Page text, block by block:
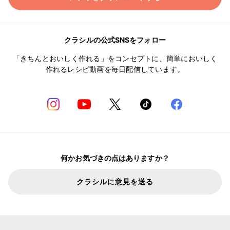
クラシルの公式SNSをフォロー
「きちんとおいしく作れる」をコンセプトに、簡単においしく
作れるレシピ動画を毎日配信しています。
何かお気づきの点はありますか？
クラシルに意見を送る